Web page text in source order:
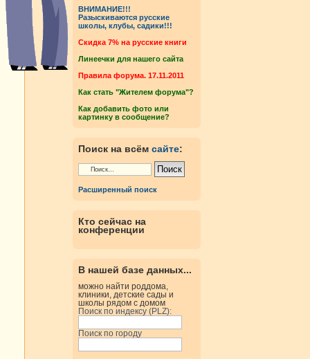
ВНИМАНИЕ!!!
Разыскиваются русские
школы, клубы, садики!!!
Cкидка 7% на русские книги
Линеечки для нашего сайта
Правила форума. 17.11.2011
Как стать "Жителем форума"?
Как добавить фото или
картинку в сообщение?
Поиск на всём сайте:
Расширенный поиск
Кто сейчас на
конференции
В нашей базе данных...
можно найти роддома,
клиники, детские сады и
школы рядом с домом
Поиск по индексу (PLZ):
Поиск по городу